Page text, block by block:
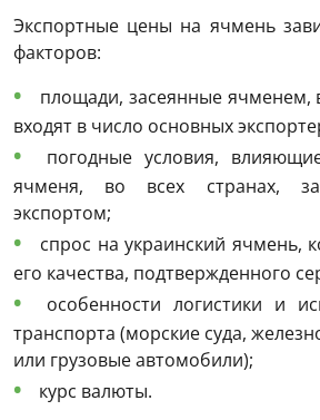
Экспортные цены на ячмень
факторов:
площади, засеянные ячменем,
входят в число основных
погодные условия,
ячменя, во всех странах,
экспортом;
спрос на украинский ячмень,
его качества, подтвержденного
особенности логистики и
транспорта (морские суда,
или грузовые автомобили);
курс валюты.